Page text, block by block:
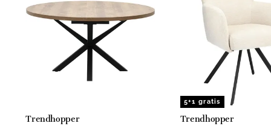
Trendhopper
5+1 gratis
Trendhopper